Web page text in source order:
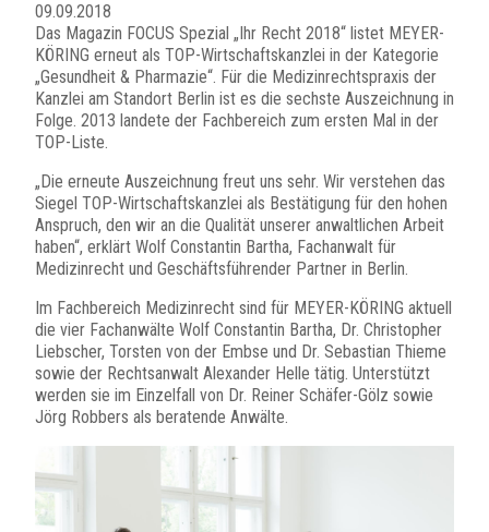
09.09.2018
Das Magazin FOCUS Spezial „Ihr Recht 2018“ listet MEYER-
KÖRING erneut als TOP-Wirtschaftskanzlei in der Kategorie
„Gesundheit & Pharmazie“. Für die Medizinrechtspraxis der
Kanzlei am Standort Berlin ist es die sechste Auszeichnung in
Folge. 2013 landete der Fachbereich zum ersten Mal in der
TOP-Liste.
„Die erneute Auszeichnung freut uns sehr. Wir verstehen das
Siegel TOP-Wirtschaftskanzlei als Bestätigung für den hohen
Anspruch, den wir an die Qualität unserer anwaltlichen Arbeit
haben“, erklärt Wolf Constantin Bartha, Fachanwalt für
Medizinrecht und Geschäftsführender Partner in Berlin.
Im Fachbereich Medizinrecht sind für MEYER-KÖRING aktuell
die vier Fachanwälte Wolf Constantin Bartha, Dr. Christopher
Liebscher, Torsten von der Embse und Dr. Sebastian Thieme
sowie der Rechtsanwalt Alexander Helle tätig. Unterstützt
werden sie im Einzelfall von Dr. Reiner Schäfer-Gölz sowie
Jörg Robbers als beratende Anwälte.